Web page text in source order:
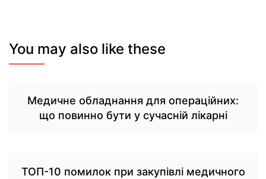
You may also like these
Медичне обладнання для операційних:
що повинно бути у сучасній лікарні
ТОП-10 помилок при закупівлі медичного